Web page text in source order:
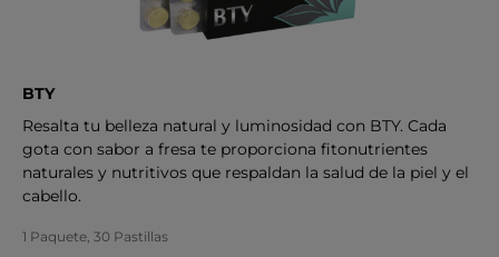
BTY
Resalta tu belleza natural y luminosidad con BTY. Cada
gota con sabor a fresa te proporciona fitonutrientes
naturales y nutritivos que respaldan la salud de la piel y el
cabello.
1 Paquete, 30 Pastillas